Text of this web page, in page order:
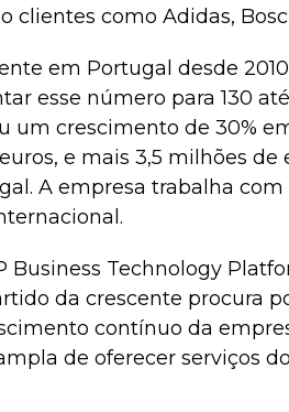
clientes como Adidas,
em Portugal desde
esse número para 130
um crescimento de 30%
e mais 3,5 milhões
A empresa trabalha
Business Technology
da crescente procura
contínuo da
de oferecer serviços